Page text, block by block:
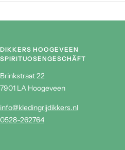
DIKKERS HOOGEVEEN
SPIRITUOSENGESCHÄFT
Brinkstraat 22
7901 LA Hoogeveen
info@kledingrijdikkers.nl
0528-262764